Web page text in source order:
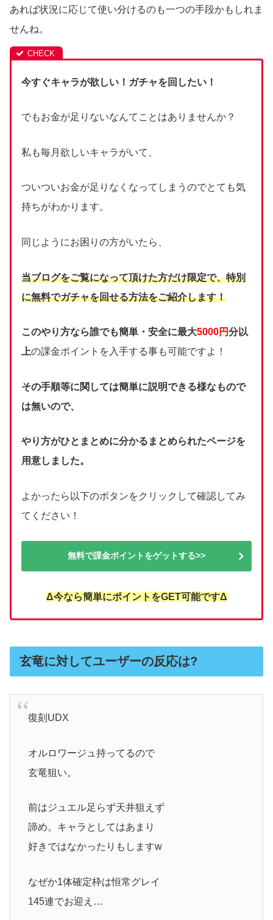
あれば状況に応じて使い分けるのも一つの手段かもしれま
せんね。
今すぐキャラが欲しい！ガチャを回したい！
でもお金が足りないなんてことはありませんか？
私も毎月欲しいキャラがいて、
ついついお金が足りなくなってしまうのでとても気
持ちがわかります。
同じようにお困りの方がいたら、
当ブログをご覧になって頂けた方だけ限定で、特別
に無料でガチャを回せる方法をご紹介します！
このやり方なら誰でも簡単・安全に最大5000円分以
上の課金ポイントを入手する事も可能ですよ！
その手順等に関しては簡単に説明できる様なもので
は無いので、
やり方がひとまとめに分かるまとめられたページを
用意しました。
よかったら以下のボタンをクリックして確認してみ
てください！
無料で課金ポイントをゲットする>>
Δ今なら簡単にポイントをGET可能ですΔ
玄竜に対してユーザーの反応は?
復刻UDX
オルロワージュ持ってるので
玄竜狙い。
前はジュエル足らず天井狙えず
諦め。キャラとしてはあまり
好きではなかったりもしますw
なぜか1体確定枠は恒常グレイ
145連でお迎え…